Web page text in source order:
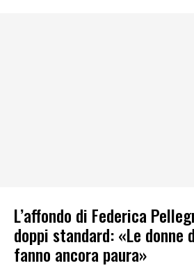
L’affondo di Federica
doppi standard: «Le donne
fanno ancora paura»